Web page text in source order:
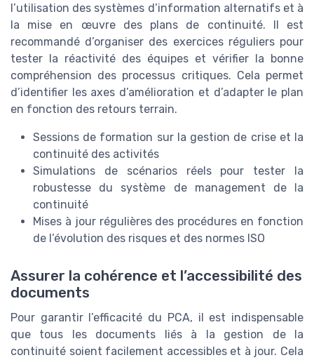
l’utilisation des systèmes d’information alternatifs et à
la mise en œuvre des plans de continuité. Il est
recommandé d’organiser des exercices réguliers pour
tester la réactivité des équipes et vérifier la bonne
compréhension des processus critiques. Cela permet
d’identifier les axes d’amélioration et d’adapter le plan
en fonction des retours terrain.
Sessions de formation sur la gestion de crise et la
continuité des activités
Simulations de scénarios réels pour tester la
robustesse du système de management de la
continuité
Mises à jour régulières des procédures en fonction
de l’évolution des risques et des normes ISO
Assurer la cohérence et l’accessibilité des
documents
Pour garantir l’efficacité du PCA, il est indispensable
que tous les documents liés à la gestion de la
continuité soient facilement accessibles et à jour. Cela